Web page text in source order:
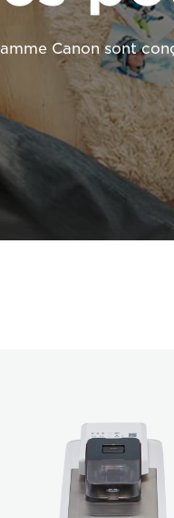
Canon sont